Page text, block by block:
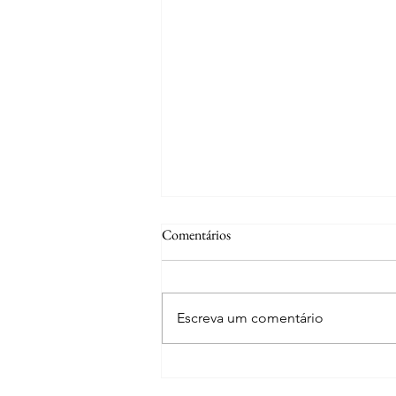
Comentários
Escreva um comentário